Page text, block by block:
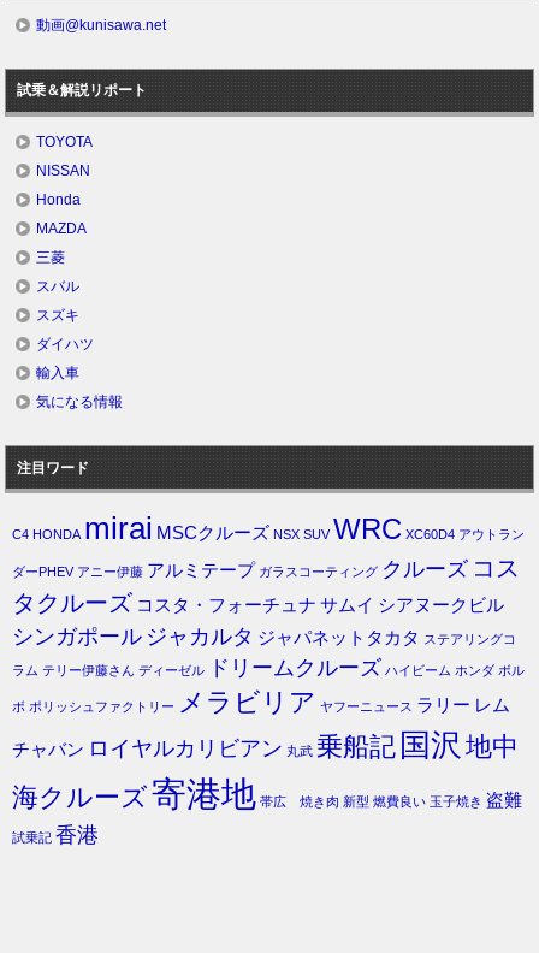
動画@kunisawa.net
試乗＆解説リポート
TOYOTA
NISSAN
Honda
MAZDA
三菱
スバル
スズキ
ダイハツ
輸入車
気になる情報
注目ワード
C4 HONDA mirai MSCクルーズ NSX SUV WRC XC60D4 アウトラン
ダーPHEV アニー伊藤 アルミテープ ガラスコーティング クルーズ コス
タクルーズ コスタ・フォーチュナ サムイ シアヌークビル
シンガポール ジャカルタ ジャパネットタカタ ステアリングコ
ラム テリー伊藤さん ディーゼル ドリームクルーズ ハイビーム ホンダ ボル
ボ ポリッシュファクトリー メラビリア ヤフーニュース ラリー レム
チャバン ロイヤルカリビアン 丸武 乗船記 国沢 地中
海クルーズ寄港地 帯広 焼き肉 新型 燃費良い 玉子焼き 盗難
試乗記 香港